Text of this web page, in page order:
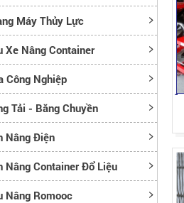
Máy Thủy Lực
Xe Nâng Container
Công Nghiệp
Tải - Băng Chuyền
Nâng Điện
Nâng Container Đổ Liệu
Nâng Romooc